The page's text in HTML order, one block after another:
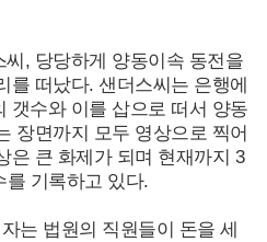
, 당당하게 양동이속 동전을
를 떠났다. 샌더스씨는 은행에
갯수와 이를 삽으로 떠서 양동
장면까지 모두 영상으로 찍어
은 큰 화제가 되며 현재까지 3
를 기록하고 있다.
는 법원의 직원들이 돈을 세